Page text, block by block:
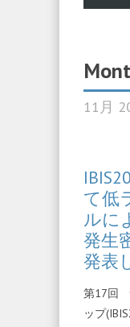
11月
て低
ルに
発生
発表
第17回
ップ